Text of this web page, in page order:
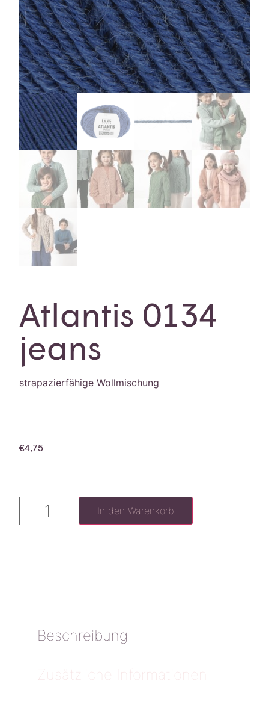
Atlantis 0134
jeans
strapazierfähige Wollmischung
€4,75
In den Warenkorb
Beschreibung
Zusätzliche Informationen